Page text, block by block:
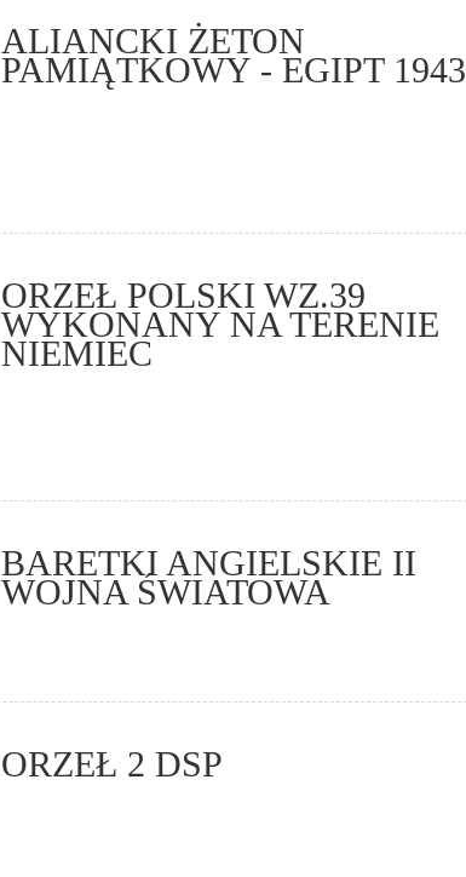
ALIANCKI ŻETON
PAMIĄTKOWY - EGIPT 1943
ORZEŁ POLSKI WZ.39
WYKONANY NA TERENIE
NIEMIEC
BARETKI ANGIELSKIE II
WOJNA ŚWIATOWA
ORZEŁ 2 DSP